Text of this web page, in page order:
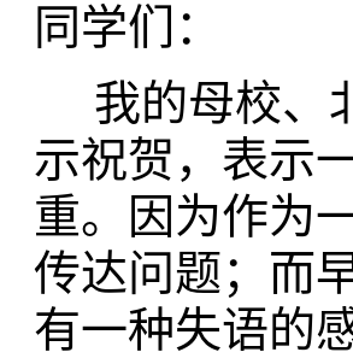
同学们：
我的母校、
示祝贺，表示
重。因为作为
传达问题；而
有一种失语的